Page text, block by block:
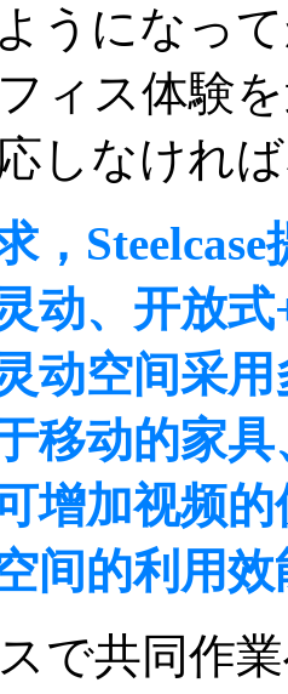
うになっ
ィス体験
しなけれ
，
动、开放
动空间采
移动的家
增加视频
间的利用效
で共同作